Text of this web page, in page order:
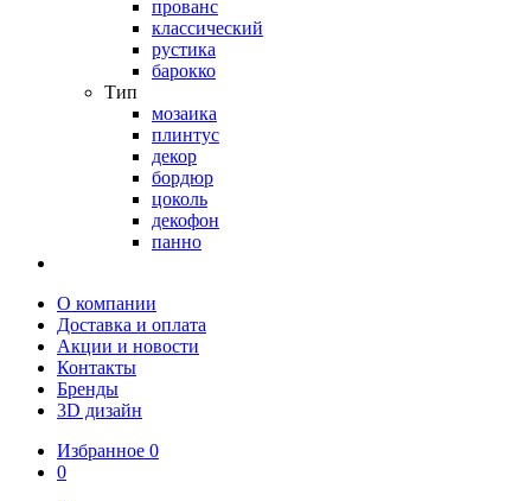
прованс
классический
рустика
барокко
Тип
мозаика
плинтус
декор
бордюр
цоколь
декофон
панно
О компании
Доставка и оплата
Акции и новости
Контакты
Бренды
3D дизайн
Избранное 0
0